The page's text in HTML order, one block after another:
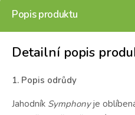
Popis produktu
Detailní popis
1. Popis odrůdy
Jahodník Symphonyje